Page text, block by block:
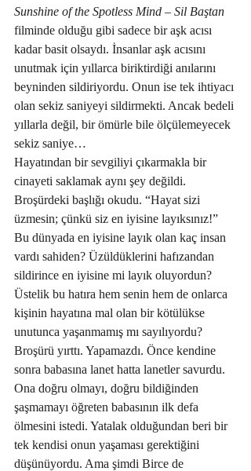
Sunshine of the Spotless Mind – Sil Baştan
filminde olduğu gibi sadece bir aşk acısı
kadar basit olsaydı. İnsanlar aşk acısını
unutmak için yıllarca biriktirdiği anılarını
beyninden sildiriyordu. Onun ise tek ihtiyacı
olan sekiz saniyeyi sildirmekti. Ancak bedeli
yıllarla değil, bir ömürle bile ölçülemeyecek
sekiz saniye…
Hayatından bir sevgiliyi çıkarmakla bir
cinayeti saklamak aynı şey değildi.
Broşürdeki başlığı okudu. “Hayat sizi
üzmesin; çünkü siz en iyisine layıksınız!”
Bu dünyada en iyisine layık olan kaç insan
vardı sahiden? Üzüldüklerini hafızandan
sildirince en iyisine mi layık oluyordun?
Üstelik bu hatıra hem senin hem de onlarca
kişinin hayatına mal olan bir kötülükse
unutunca yaşanmamış mı sayılıyordu?
Broşürü yırttı. Yapamazdı. Önce kendine
sonra babasına lanet hatta lanetler savurdu.
Ona doğru olmayı, doğru bildiğinden
şaşmamayı öğreten babasının ilk defa
ölmesini istedi. Yatalak olduğundan beri bir
tek kendisi onun yaşaması gerektiğini
düşünüyordu. Ama şimdi Birce de